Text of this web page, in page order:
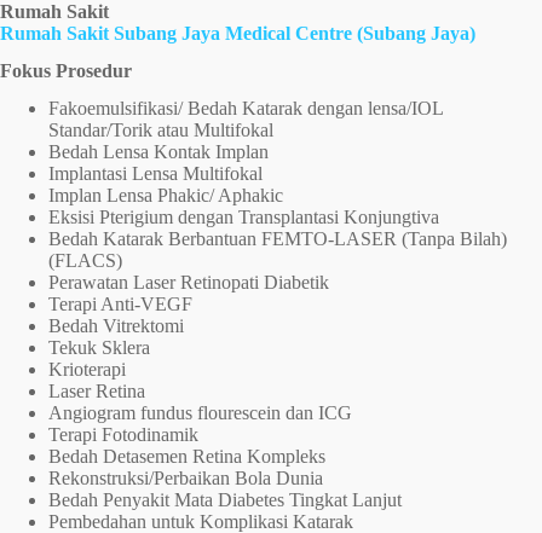
Rumah Sakit
Rumah Sakit Subang Jaya Medical Centre (Subang Jaya)
Fokus Prosedur
Fakoemulsifikasi/ Bedah Katarak dengan lensa/IOL
Standar/Torik atau Multifokal
Bedah Lensa Kontak Implan
Implantasi Lensa Multifokal
Implan Lensa Phakic/ Aphakic
Eksisi Pterigium dengan Transplantasi Konjungtiva
Bedah Katarak Berbantuan FEMTO-LASER (Tanpa Bilah)
(FLACS)
Perawatan Laser Retinopati Diabetik
Terapi Anti-VEGF
Bedah Vitrektomi
Tekuk Sklera
Krioterapi
Laser Retina
Angiogram fundus flourescein dan ICG
Terapi Fotodinamik
Bedah Detasemen Retina Kompleks
Rekonstruksi/Perbaikan Bola Dunia
Bedah Penyakit Mata Diabetes Tingkat Lanjut
Pembedahan untuk Komplikasi Katarak